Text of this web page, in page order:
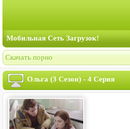
Мобильная Сеть Загрузок!
Скачать порно
Ольга (3 Сезон) - 4 Серия